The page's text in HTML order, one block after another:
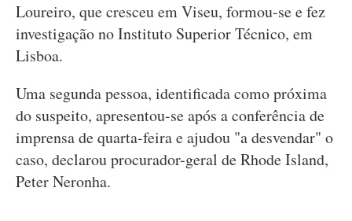
Loureiro, que cresceu em Viseu, formou-se e fez
investigação no Instituto Superior Técnico, em
Lisboa.
Uma segunda pessoa, identificada como próxima
do suspeito, apresentou-se após a conferência de
imprensa de quarta-feira e ajudou "a desvendar" o
caso, declarou procurador-geral de Rhode Island,
Peter Neronha.